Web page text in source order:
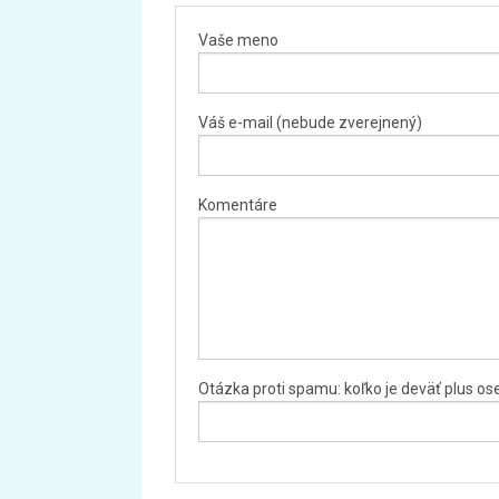
Vaše meno
Váš e-mail (nebude zverejnený)
Komentáre
Otázka proti spamu: koľko je deväť plus